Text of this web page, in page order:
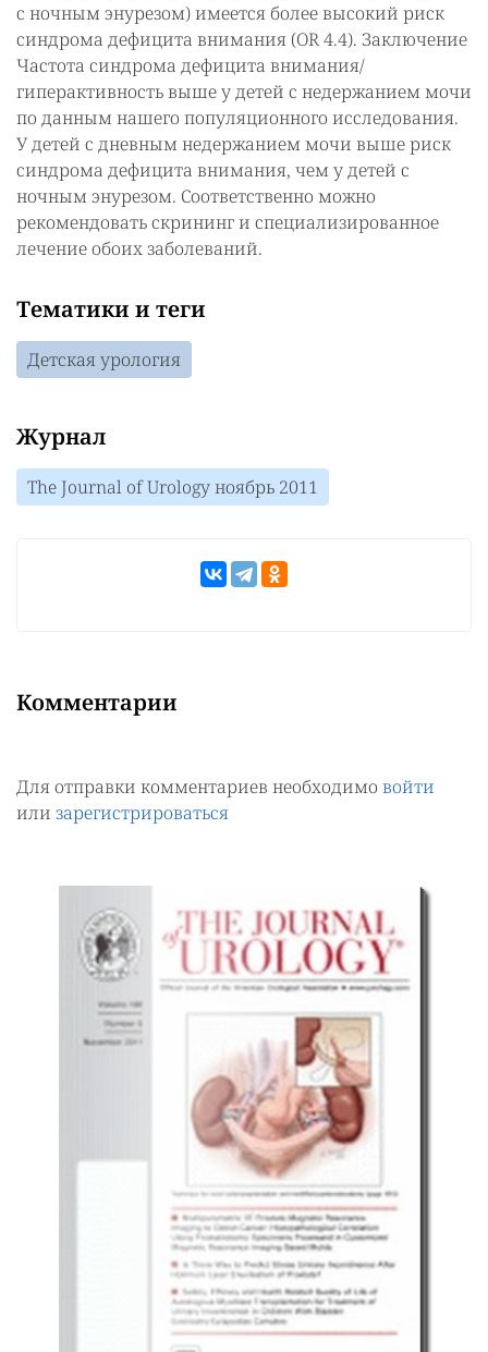
с ночным энурезом) имеется более высокий риск
синдрома дефицита внимания (OR 4.4). Заключение
Частота синдрома дефицита внимания/
гиперактивность выше у детей с недержанием мочи
по данным нашего популяционного исследования.
У детей с дневным недержанием мочи выше риск
синдрома дефицита внимания, чем у детей с
ночным энурезом. Соответственно можно
рекомендовать скрининг и специализированное
лечение обоих заболеваний.
Тематики и теги
Детская урология
Журнал
The Journal of Urology ноябрь 2011
Комментарии
Для отправки комментариев необходимо войти
или зарегистрироваться